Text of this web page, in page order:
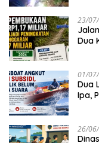
23/
Dua
01/
Dua
Ipa,
26/